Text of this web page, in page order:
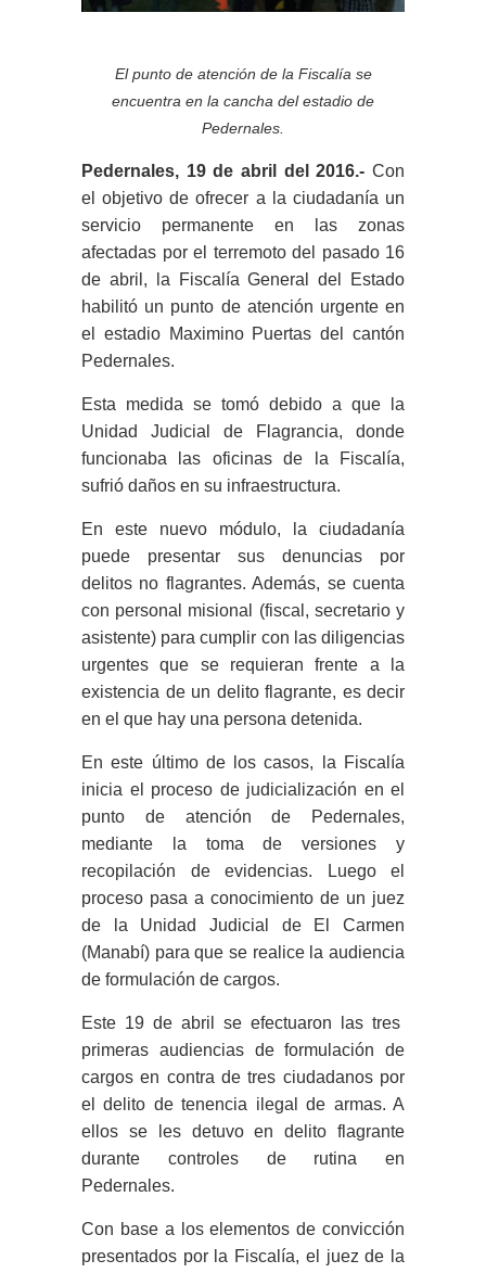
El punto de atención de la Fiscalía se
encuentra en la cancha del estadio de
Pedernales.
Pedernales, 19 de abril del 2016.- Con
el objetivo de ofrecer a la ciudadanía un
servicio permanente en las zonas
afectadas por el terremoto del pasado 16
de abril, la Fiscalía General del Estado
habilitó un punto de atención urgente en
el estadio Maximino Puertas del cantón
Pedernales.
Esta medida se tomó debido a que la
Unidad Judicial de Flagrancia, donde
funcionaba las oficinas de la Fiscalía,
sufrió daños en su infraestructura.
En este nuevo módulo, la ciudadanía
puede presentar sus denuncias por
delitos no flagrantes. Además, se cuenta
con personal misional (fiscal, secretario y
asistente) para cumplir con las diligencias
urgentes que se requieran frente a la
existencia de un delito flagrante, es decir
en el que hay una persona detenida.
En este último de los casos, la Fiscalía
inicia el proceso de judicialización en el
punto de atención de Pedernales,
mediante la toma de versiones y
recopilación de evidencias. Luego el
proceso pasa a conocimiento de un juez
de la Unidad Judicial de El Carmen
(Manabí) para que se realice la audiencia
de formulación de cargos.
Este 19 de abril se efectuaron las tres
primeras audiencias de formulación de
cargos en contra de tres ciudadanos por
el delito de tenencia ilegal de armas. A
ellos se les detuvo en delito flagrante
durante controles de rutina en
Pedernales.
Con base a los elementos de convicción
presentados por la Fiscalía, el juez de la